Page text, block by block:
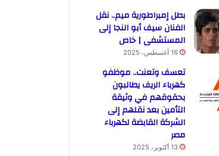
بطل إمبراطورية ميم.. نقل
الفنان سيف أبو النجا إلى
المستشفى | خاص
16 أغسطس، 2025
تعسف وتعنت.. موظفو
كهرباء الريف يطالبون
بحقوقهم في وثيقة
التأمين بعد نقلهم إلى
الشركة القابضة لكهرباء
مصر
13 أكتوبر، 2025